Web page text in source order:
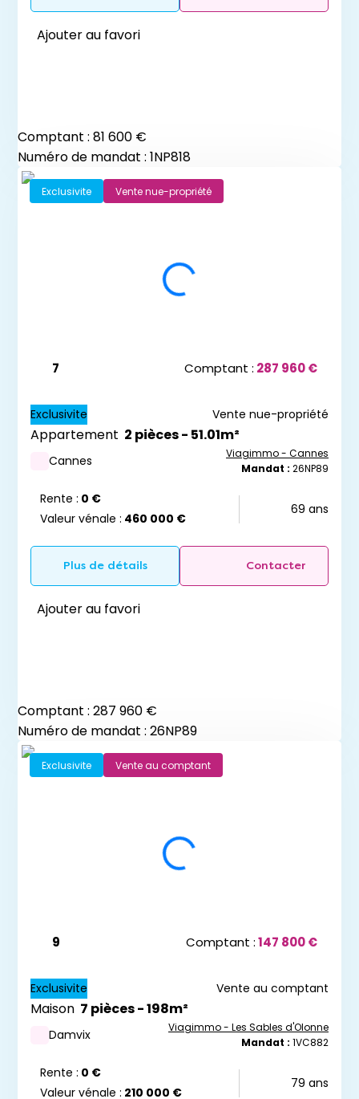
Ajouter au favori
Comptant : 81 600 €
Numéro de mandat : 1NP818
Exclusivite Vente nue-propriété
7 Comptant : 287 960 €
Exclusivite Vente nue-propriété
Appartement 2 pièces - 51.01m²
Cannes
Viagimmo - Cannes
Mandat : 26NP89
Rente : 0 €
Valeur vénale : 460 000 €
69 ans
Plus de détails Contacter
Ajouter au favori
Comptant : 287 960 €
Numéro de mandat : 26NP89
Exclusivite Vente au comptant
9 Comptant :147 800 €
Exclusivite Vente au comptant
Maison 7 pièces - 198m²
Damvix
Viagimmo - Les Sables d'Olonne
Mandat : 1VC882
Rente : 0 €
Valeur vénale : 210 000 €
79 ans